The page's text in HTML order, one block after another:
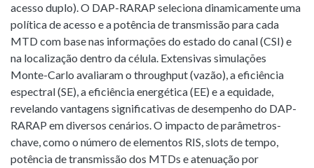
acesso duplo). O DAP-RARAP seleciona dinamicamente uma
política de acesso e a potência de transmissão para cada
MTD com base nas informações do estado do canal (CSI) e
na localização dentro da célula. Extensivas simulações
Monte-Carlo avaliaram o throughput (vazão), a eficiência
espectral (SE), a eficiência energética (EE) e a equidade,
revelando vantagens significativas de desempenho do DAP-
RARAP em diversos cenários. O impacto de parâmetros-
chave, como o número de elementos RIS, slots de tempo,
potência de transmissão dos MTDs e atenuação por